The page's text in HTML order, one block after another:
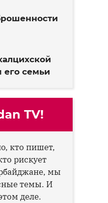
его семьи
TV!
кто пишет,
рискует
мы
темы. И
деле.